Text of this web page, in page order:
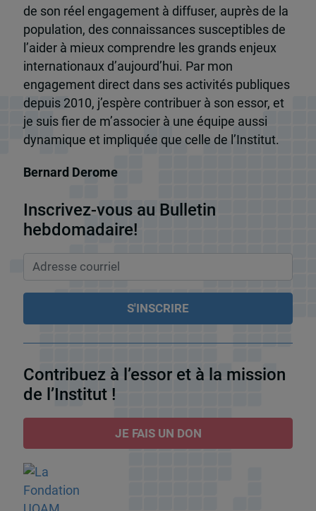
de son réel engagement à diffuser, auprès de la
population, des connaissances susceptibles de
l’aider à mieux comprendre les grands enjeux
internationaux d’aujourd’hui. Par mon
engagement direct dans ses activités publiques
depuis 2010, j’espère contribuer à son essor, et
je suis fier de m’associer à une équipe aussi
dynamique et impliquée que celle de l’Institut.
Bernard Derome
Inscrivez-vous au Bulletin
hebdomadaire!
Contribuez à l’essor et à la mission
de l’Institut !
JE FAIS UN DON